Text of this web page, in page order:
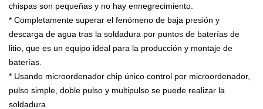
chispas son pequeñas y no hay ennegrecimiento.
* Completamente superar el fenómeno de baja presión y
descarga de agua tras la soldadura por puntos de baterías de
litio, que es un equipo ideal para la producción y montaje de
baterías.
* Usando microordenador chip único control por microordenador,
pulso simple, doble pulso y multipulso se puede realizar la
soldadura.